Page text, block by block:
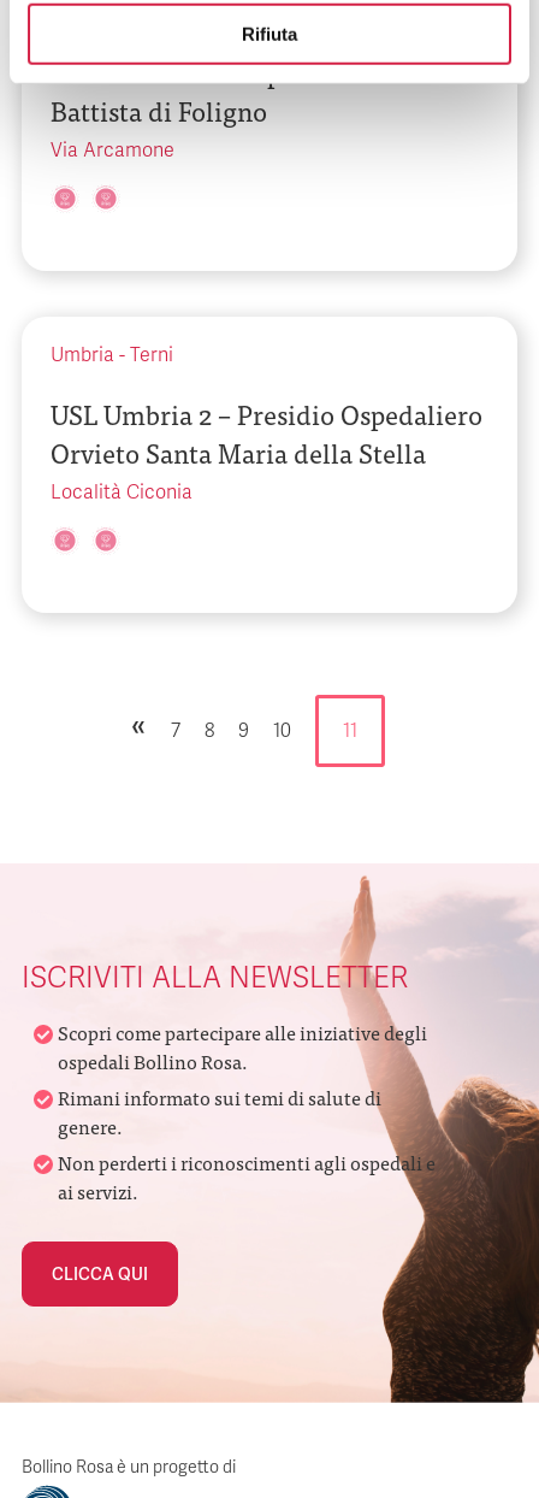
Rifiuta
Umbria-Perugia
USL Umbria 2 – Ospedale S. Giovanni
Battista di Foligno
Via Arcamone
Umbria - Terni
USL Umbria 2 – Presidio Ospedaliero
Orvieto Santa Maria della Stella
Località Ciconia
« 7 8 9 10 11
ISCRIVITI ALLA NEWSLETTER
Scopri come partecipare alle iniziative degli
ospedali Bollino Rosa.
Rimani informato sui temi di salute di
genere.
Non perderti i riconoscimenti agli ospedali e
ai servizi.
CLICCA QUI
Bollino Rosa è un progetto di